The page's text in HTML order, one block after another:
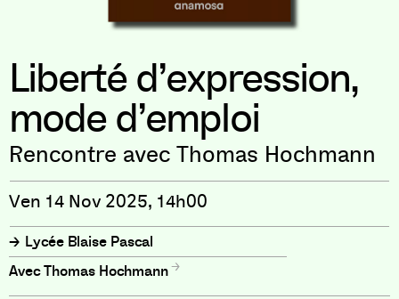
Liberté d’expression,
mode d’emploi
Rencontre avec Thomas Hochmann
Ven 14 Nov 2025, 14h00
Lycée Blaise Pascal
Thomas Hochmann